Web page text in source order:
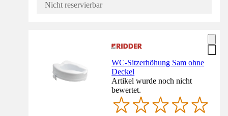
Nicht reservierbar
WC-Sitzerhöhung Sam ohne
Deckel
Artikel wurde noch nicht
bewertet.